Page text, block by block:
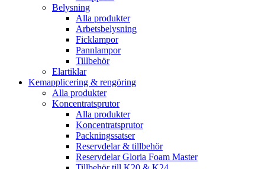
Belysning
Alla produkter
Arbetsbelysning
Ficklampor
Pannlampor
Tillbehör
Elartiklar
Kemapplicering & rengöring
Alla produkter
Koncentratsprutor
Alla produkter
Koncentratsprutor
Packningssatser
Reservdelar & tillbehör
Reservdelar Gloria Foam Master